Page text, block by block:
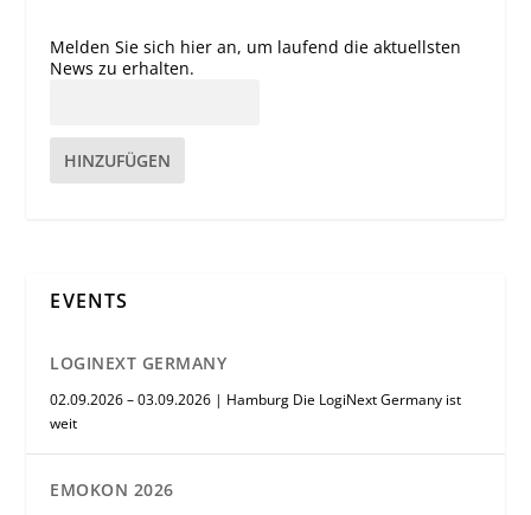
Melden Sie sich hier an, um laufend die aktuellsten
News zu erhalten.
HINZUFÜGEN
EVENTS
LOGINEXT GERMANY
02.09.2026 – 03.09.2026 | Hamburg Die LogiNext Germany ist
weit
EMOKON 2026